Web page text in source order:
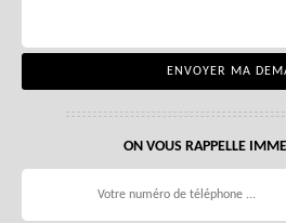
ON VOUS RAPPELLE